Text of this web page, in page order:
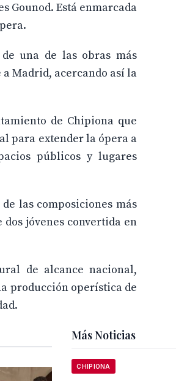
Gounod. Está enmarcada
una de las obras más
Madrid, acercando así la
de Chipiona que
para extender la ópera a
públicos y lugares
las composiciones más
jóvenes convertida en
de alcance nacional,
producción operística de
Más Noticias
CHIPIONA